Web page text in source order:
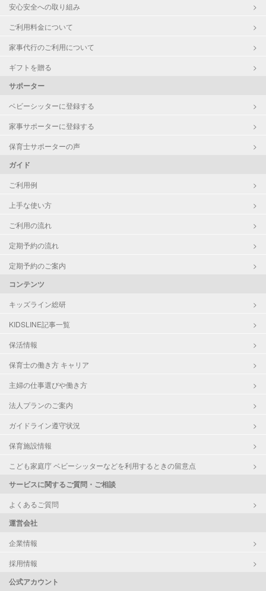
安心安全への取り組み
ご利用料金について
家事代行のご利用について
ギフトを贈る
サポーター
ベビーシッターに登録する
家事サポーターに登録する
保育士サポーターの声
ガイド
ご利用例
上手な使い方
ご利用の流れ
定期予約の流れ
定期予約のご案内
コンテンツ
キッズライン総研
KIDSLINE記事一覧
保活情報
保育士の働き方 キャリア
主婦の仕事選びや働き方
法人プランのご案内
ガイドライン遵守状況
保育施設情報
こども家庭庁 ベビーシッターなどを利用するときの留意点
サービスに関するご質問・ご相談
よくあるご質問
運営会社
企業情報
採用情報
公式アカウント